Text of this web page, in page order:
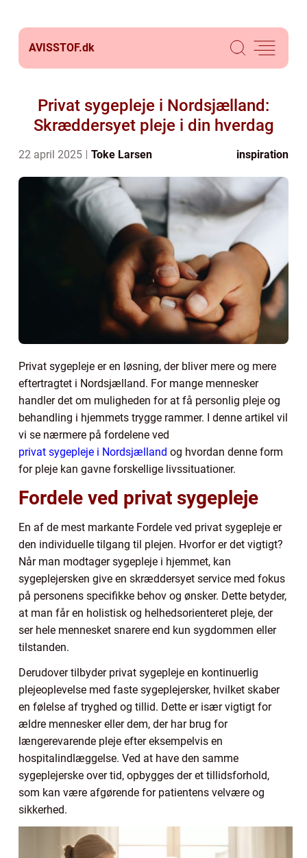
AVISSTOF.dk
Privat sygepleje i Nordsjælland:
Skræddersyet pleje i din hverdag
22 april 2025 Toke Larsen inspiration
Privat sygepleje er en løsning, der bliver mere og mere
eftertragtet i Nordsjælland. For mange mennesker
handler det om muligheden for at få personlig pleje og
behandling i hjemmets trygge rammer. I denne artikel vil
vi se nærmere på fordelene ved
privat sygepleje i Nordsjælland og hvordan denne form
for pleje kan gavne forskellige livssituationer.
Fordele ved privat sygepleje
En af de mest markante Fordele ved privat sygepleje er
den individuelle tilgang til plejen. Hvorfor er det vigtigt?
Når man modtager sygepleje i hjemmet, kan
sygeplejersken give en skræddersyet service med fokus
på personens specifikke behov og ønsker. Dette betyder,
at man får en holistisk og helhedsorienteret pleje, der
ser hele mennesket snarere end kun sygdommen eller
tilstanden.
Derudover tilbyder privat sygepleje en kontinuerlig
plejeoplevelse med faste sygeplejersker, hvilket skaber
en følelse af tryghed og tillid. Dette er især vigtigt for
ældre mennesker eller dem, der har brug for
længerevarende pleje efter eksempelvis en
hospitalindlæggelse. Ved at have den samme
sygeplejerske over tid, opbygges der et tillidsforhold,
som kan være afgørende for patientens velvære og
sikkerhed.